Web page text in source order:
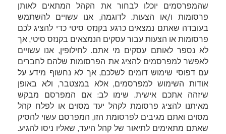
שהמפרסמים יוכלו לבחור את הקהל המתאים לאותן
פרסומות ו/או הצעות. לדוגמה, אנו עשויים להשתמש
בעובדה שאתם נמצאים כרגע בקנזס סיטי כדי להציג לכם
פרסומות או הצעות עבור עסקים הנמצאים בקנזס סיטי, אך
לא נספר לאותם עסקים מי אתם. לחילופין, אנו עשויים
לאפשר למפרסמים להציג את הפרסומות שלהם לחברים
עם דפוסי שימוש דומים לשלכם, אך לא נחשוף מידע על
אודות השימוש למפרסמים, אלא במצטבר, ולא באופן
שיזהה אתכם אישית. שימו לב: אם המפרסם מבקש
מאיתנו להציג פרסומת לקהל יעד מסוים או לפלח קהל
מסוים ואתם מגיבים לפרסומת הזו, המפרסם עשוי להסיק
שאתם מתאימים לתיאור של קהל היעד, שאליו ניסו להגיע.